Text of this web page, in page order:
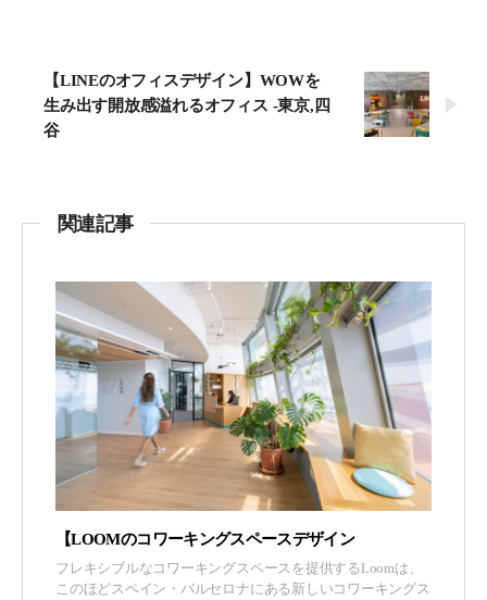
【LINEのオフィスデザイン】WOWを
生み出す開放感溢れるオフィス -東京,四
谷
関連記事
【LOOMのコワーキングスペースデザイン
フレキシブルなコワーキングスペースを提供するLoomは、
このほどスペイン・バルセロナにある新しいコワーキングス